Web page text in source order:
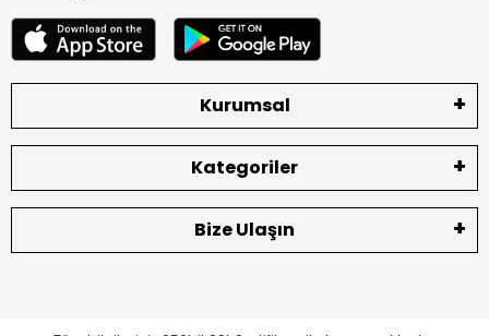
Kurumsal
Kategoriler
Bize Ulaşın